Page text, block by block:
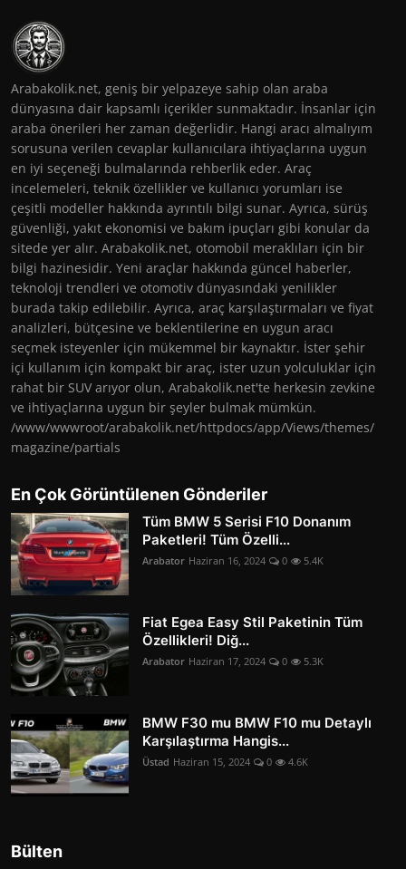
Arabakolik.net, geniş bir yelpazeye sahip olan araba
dünyasına dair kapsamlı içerikler sunmaktadır. İnsanlar için
araba önerileri her zaman değerlidir. Hangi aracı almalıyım
sorusuna verilen cevaplar kullanıcılara ihtiyaçlarına uygun
en iyi seçeneği bulmalarında rehberlik eder. Araç
incelemeleri, teknik özellikler ve kullanıcı yorumları ise
çeşitli modeller hakkında ayrıntılı bilgi sunar. Ayrıca, sürüş
güvenliği, yakıt ekonomisi ve bakım ipuçları gibi konular da
sitede yer alır. Arabakolik.net, otomobil meraklıları için bir
bilgi hazinesidir. Yeni araçlar hakkında güncel haberler,
teknoloji trendleri ve otomotiv dünyasındaki yenilikler
burada takip edilebilir. Ayrıca, araç karşılaştırmaları ve fiyat
analizleri, bütçesine ve beklentilerine en uygun aracı
seçmek isteyenler için mükemmel bir kaynaktır. İster şehir
içi kullanım için kompakt bir araç, ister uzun yolculuklar için
rahat bir SUV arıyor olun, Arabakolik.net'te herkesin zevkine
ve ihtiyaçlarına uygun bir şeyler bulmak mümkün.
/www/wwwroot/arabakolik.net/httpdocs/app/Views/themes/
magazine/partials
En Çok Görüntülenen Gönderiler
Tüm BMW 5 Serisi F10 Donanım
Paketleri! Tüm Özelli...
Arabator Haziran 16, 2024 0 5.4K
Fiat Egea Easy Stil Paketinin Tüm
Özellikleri! Diğ...
Arabator Haziran 17, 2024 0 5.3K
BMW F30 mu BMW F10 mu Detaylı
Karşılaştırma Hangis...
Üstad Haziran 15, 2024 0 4.6K
Bülten